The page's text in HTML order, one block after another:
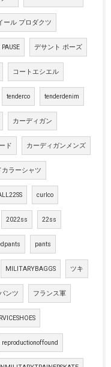
ール プロダクツ
デサント ポーズ
コートエシエル
tenderco tenderdenim
カーディガン
ド カーディガンメンズ
カラーシャツ
curlco
2022ss 22ss
pants
MILITARYBAGGS ツキ
ンツ フランス軍
reproductionoffound